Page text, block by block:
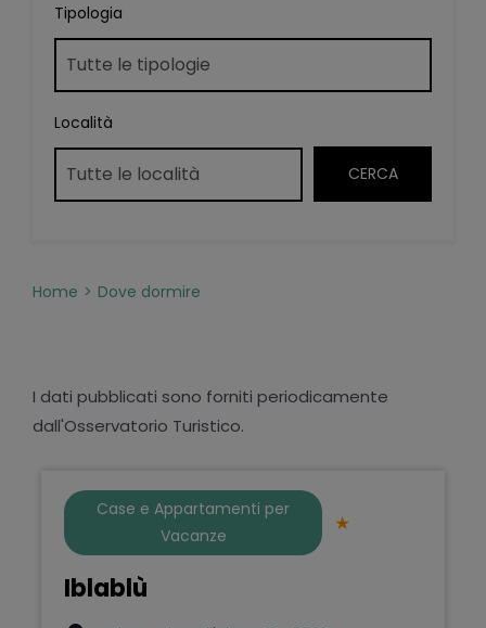
Tipologia
Località
Home Dove dormire
I dati pubblicati sono forniti periodicamente
dall'Osservatorio Turistico.
Case e Appartamenti per
Vacanze
Iblablù